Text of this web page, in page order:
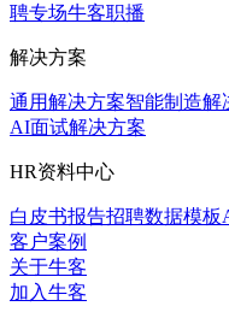
聘专场牛客职播
解决方案
通用解决方案智能制造解
AI面试解决方案
HR资料中心
白皮书报告招聘数据模板
客户案例
关于牛客
加入牛客